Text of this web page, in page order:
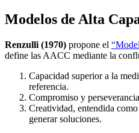
Modelos de Alta
Renzulli (1970) propone el
define las AACC mediante la
Capacidad superior a la
referencia.
Compromiso y
Creatividad, entendida
generar soluciones.